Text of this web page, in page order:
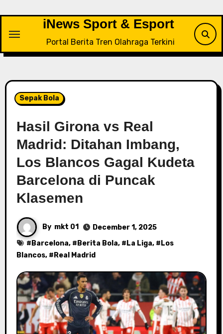
content
iNews Sport & Esport
Portal Berita Tren Olahraga Terkini
Sepak Bola
Hasil Girona vs Real
Madrid: Ditahan Imbang,
Los Blancos Gagal Kudeta
Barcelona di Puncak
Klasemen
By mkt 01
December 1, 2025
# Barcelona, # Berita Bola, # La Liga, # Los
Blancos, # Real Madrid